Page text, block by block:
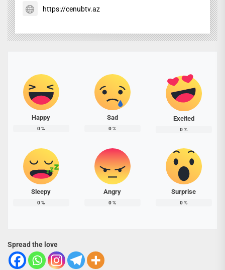
https://cenubtv.az
Happy
0%
Sad
0%
Excited
0%
Sleepy
0%
Angry
0%
Surprise
0%
Spread the love